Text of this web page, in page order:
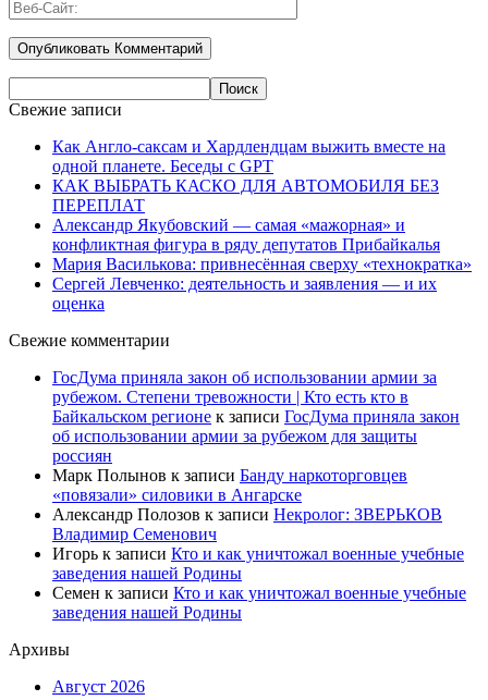
Свежие записи
Как Англо-саксам и Хардлендцам выжить вместе на
одной планете. Беседы с GPT
КАК ВЫБРАТЬ КАСКО ДЛЯ АВТОМОБИЛЯ БЕЗ
ПЕРЕПЛАТ
Александр Якубовский — самая «мажорная» и
конфликтная фигура в ряду депутатов Прибайкалья
Мария Василькова: привнесённая сверху «технократка»
Сергей Левченко: деятельность и заявления — и их
оценка
Свежие комментарии
ГосДума приняла закон об использовании армии за
рубежом. Степени тревожности | Кто есть кто в
Байкальском регионе к записи ГосДума приняла закон
об использовании армии за рубежом для защиты
россиян
Марк Полынов к записи Банду наркоторговцев
«повязали» силовики в Ангарске
Александр Полозов к записи Некролог: ЗВЕРЬКОВ
Владимир Семенович
Игорь к записи Кто и как уничтожал военные учебные
заведения нашей Родины
Семен к записи Кто и как уничтожал военные учебные
заведения нашей Родины
Архивы
Август 2026